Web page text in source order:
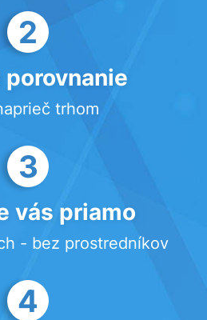
2
porovnanie
trhom
3
vás priamo
- bez prostredníkov
4